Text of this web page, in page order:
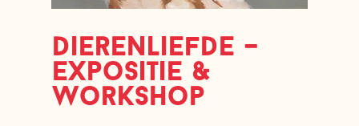
dierenliefde –
expositie &
workshop